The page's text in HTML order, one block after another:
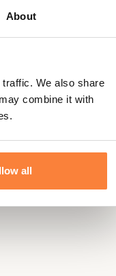
About
We also share
combine it with
all